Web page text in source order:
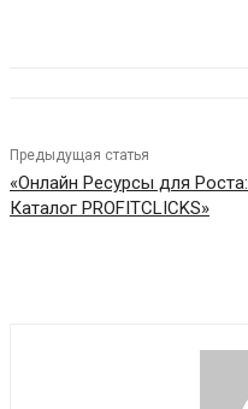
Предыдущая статья
«Онлайн Ресурсы для Роста:
Каталог PROFITCLICKS»